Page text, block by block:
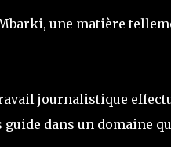
une matière
journalistique
dans un domaine